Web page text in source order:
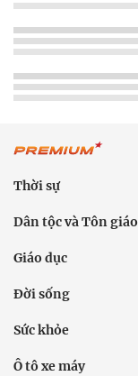
Thời sự
Dân tộc và Tôn giáo
Giáo dục
Đời sống
Sức khỏe
Ô tô xe máy